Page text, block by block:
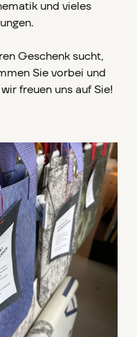
und vieles
Geschenk sucht,
Sie vorbei und
freuen uns auf Sie!